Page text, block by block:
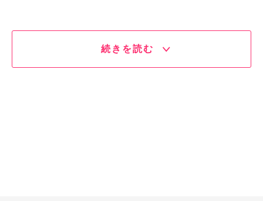
続きを読む